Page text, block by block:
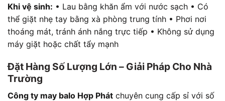
Khi vệ sinh: • Lau bằng khăn ẩm với nước sạch • Có
thể giặt nhẹ tay bằng xà phòng trung tính • Phơi nơi
thoáng mát, tránh ánh nắng trực tiếp • Không sử dụng
máy giặt hoặc chất tẩy mạnh
Đặt Hàng Số Lượng Lớn – Giải Pháp Cho Nhà
Trường
Công ty may balo Hợp Phát chuyên cung cấp sỉ với số